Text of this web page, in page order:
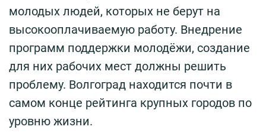
молодых людей, которых не берут на
высокооплачиваемую работу. Внедрение
программ поддержки молодёжи, создание
для них рабочих мест должны решить
проблему. Волгоград находится почти в
самом конце рейтинга крупных городов по
уровню жизни.